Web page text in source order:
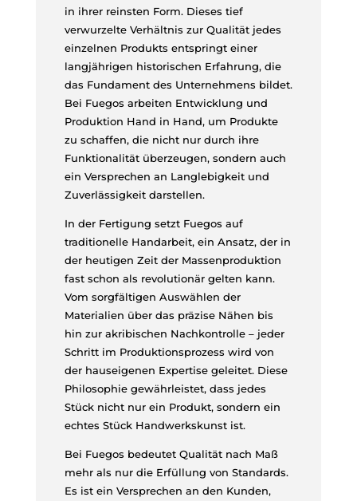
in ihrer reinsten Form. Dieses tief
verwurzelte Verhältnis zur Qualität jedes
einzelnen Produkts entspringt einer
langjährigen historischen Erfahrung, die
das Fundament des Unternehmens bildet.
Bei Fuegos arbeiten Entwicklung und
Produktion Hand in Hand, um Produkte
zu schaffen, die nicht nur durch ihre
Funktionalität überzeugen, sondern auch
ein Versprechen an Langlebigkeit und
Zuverlässigkeit darstellen.
In der Fertigung setzt Fuegos auf
traditionelle Handarbeit, ein Ansatz, der in
der heutigen Zeit der Massenproduktion
fast schon als revolutionär gelten kann.
Vom sorgfältigen Auswählen der
Materialien über das präzise Nähen bis
hin zur akribischen Nachkontrolle – jeder
Schritt im Produktionsprozess wird von
der hauseigenen Expertise geleitet. Diese
Philosophie gewährleistet, dass jedes
Stück nicht nur ein Produkt, sondern ein
echtes Stück Handwerkskunst ist.
Bei Fuegos bedeutet Qualität nach Maß
mehr als nur die Erfüllung von Standards.
Es ist ein Versprechen an den Kunden,